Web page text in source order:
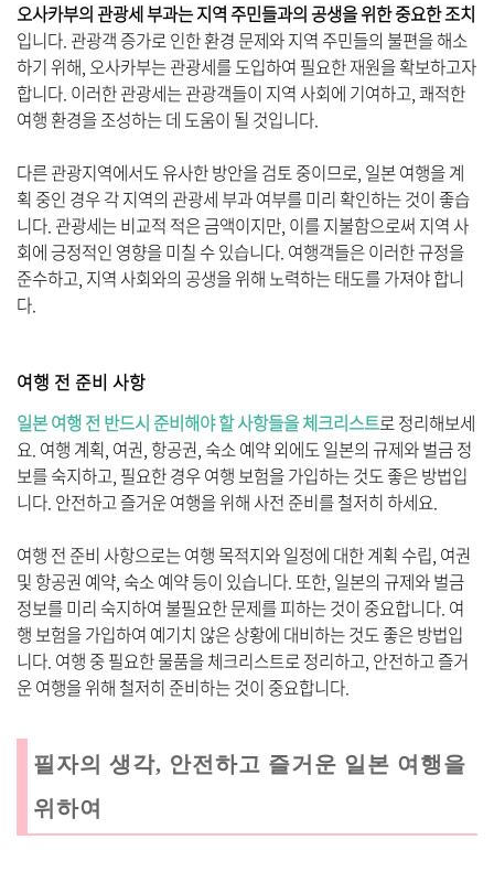
오사카부의 관광세 부과는 지역 주민들과의 공생을 위한 중요한 조치
입니다. 관광객 증가로 인한 환경 문제와 지역 주민들의 불편을 해소
하기 위해, 오사카부는 관광세를 도입하여 필요한 재원을 확보하고자
합니다. 이러한 관광세는 관광객들이 지역 사회에 기여하고, 쾌적한
여행 환경을 조성하는 데 도움이 될 것입니다.
다른 관광지역에서도 유사한 방안을 검토 중이므로, 일본 여행을 계
획 중인 경우 각 지역의 관광세 부과 여부를 미리 확인하는 것이 좋습
니다. 관광세는 비교적 적은 금액이지만, 이를 지불함으로써 지역 사
회에 긍정적인 영향을 미칠 수 있습니다. 여행객들은 이러한 규정을
준수하고, 지역 사회와의 공생을 위해 노력하는 태도를 가져야 합니
다.
여행 전 준비 사항
일본 여행 전 반드시 준비해야 할 사항들을 체크리스트로 정리해보세
요. 여행 계획, 여권, 항공권, 숙소 예약 외에도 일본의 규제와 벌금 정
보를 숙지하고, 필요한 경우 여행 보험을 가입하는 것도 좋은 방법입
니다. 안전하고 즐거운 여행을 위해 사전 준비를 철저히 하세요.
여행 전 준비 사항으로는 여행 목적지와 일정에 대한 계획 수립, 여권
및 항공권 예약, 숙소 예약 등이 있습니다. 또한, 일본의 규제와 벌금
정보를 미리 숙지하여 불필요한 문제를 피하는 것이 중요합니다. 여
행 보험을 가입하여 예기치 않은 상황에 대비하는 것도 좋은 방법입
니다. 여행 중 필요한 물품을 체크리스트로 정리하고, 안전하고 즐거
운 여행을 위해 철저히 준비하는 것이 중요합니다.
필자의 생각, 안전하고 즐거운 일본 여행을
위하여